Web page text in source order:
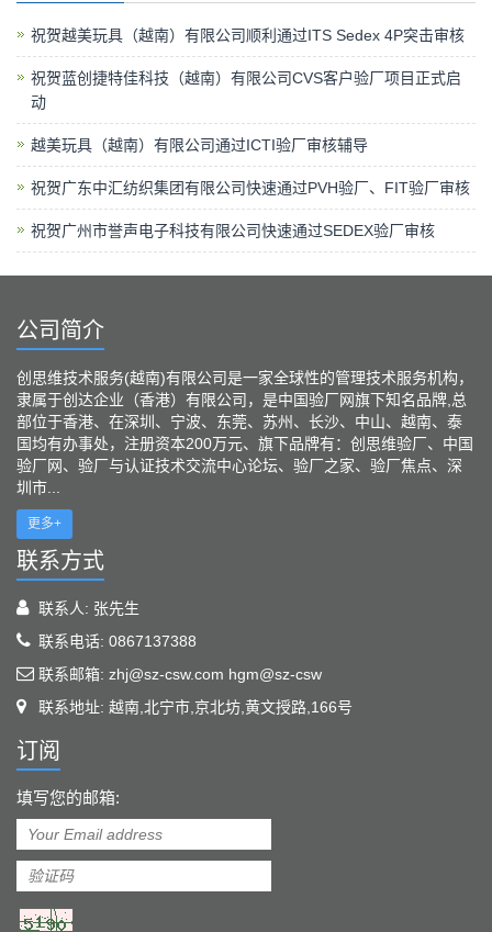
祝贺越美玩具（越南）有限公司顺利通过ITS Sedex 4P突击审核
祝贺蓝创捷特佳科技（越南）有限公司CVS客户验厂项目正式启
动
越美玩具（越南）有限公司通过ICTI验厂审核辅导
祝贺广东中汇纺织集团有限公司快速通过PVH验厂、FIT验厂审核
祝贺广州市誉声电子科技有限公司快速通过SEDEX验厂审核
公司简介
创思维技术服务(越南)有限公司是一家全球性的管理技术服务机构，
隶属于创达企业（香港）有限公司，是中国验厂网旗下知名品牌,总
部位于香港、在深圳、宁波、东莞、苏州、长沙、中山、越南、泰
国均有办事处，注册资本200万元、旗下品牌有：创思维验厂、中国
验厂网、验厂与认证技术交流中心论坛、验厂之家、验厂焦点、深
圳市...
更多+
联系方式
联系人: 张先生
联系电话: 0867137388
联系邮箱: zhj@sz-csw.com hgm@sz-csw
联系地址: 越南,北宁市,京北坊,黄文授路,166号
订阅
填写您的邮箱: